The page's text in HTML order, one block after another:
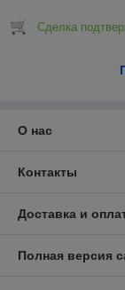
Сделка
О нас
Контакты
Доставка и
Полная версия